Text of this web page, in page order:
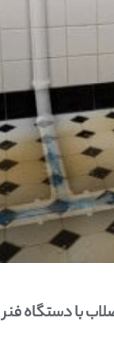
با دستگاه